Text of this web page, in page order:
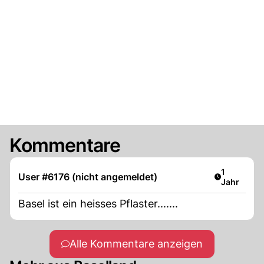
Kommentare
User #6176 (nicht angemeldet) Artikel
1
Jahr
Basel ist ein heisses Pflaster.......
Alle Kommentare anzeigen